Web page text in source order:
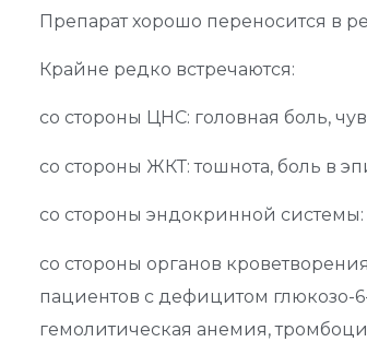
Препарат хорошо переносится в
Крайне редко встречаются:
со стороны ЦНС: головная боль,
со стороны ЖКТ: тошнота, боль в
со стороны эндокринной
со стороны органов
пациентов с дефицитом глюкозо-
гемолитическая анемия,